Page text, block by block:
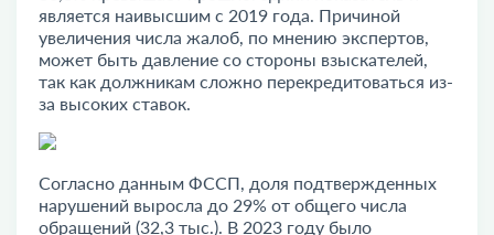
является наивысшим с 2019 года. Причиной
увеличения числа жалоб, по мнению экспертов,
может быть давление со стороны взыскателей,
так как должникам сложно перекредитоваться из-
за высоких ставок.
Согласно данным ФССП, доля подтвержденных
нарушений выросла до 29% от общего числа
обращений (32,3 тыс.). В 2023 году было